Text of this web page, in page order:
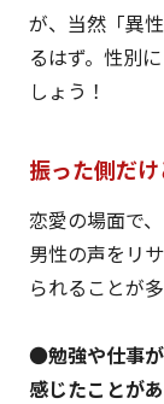
が、当然「異
るはず。性別
しょう！
振った側だ
恋愛の場面で
男性の声をリ
られることが
●勉強や仕事
感じたことが